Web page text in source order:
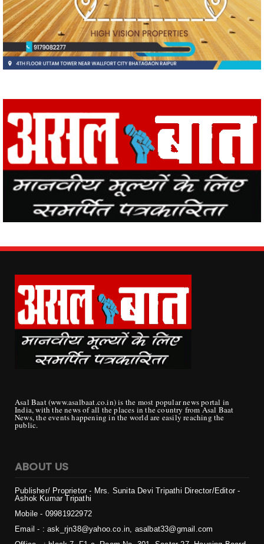
Asal Baat (www.asalbaat.co.in) is the most popular news portal in
India, with the news of all the places in the country from Asal Baat
News, the events happening in the world are easily reaching the
public.
ABOUT US
Publisher/ Proprietor - Mrs. Sunita Devi Tripathi Director/Editor -
Ashok Kumar Tripathi
Mobile - 09981922972
Email - : ask_rjn38@yahoo.co.in, asalbat33@gmail.com